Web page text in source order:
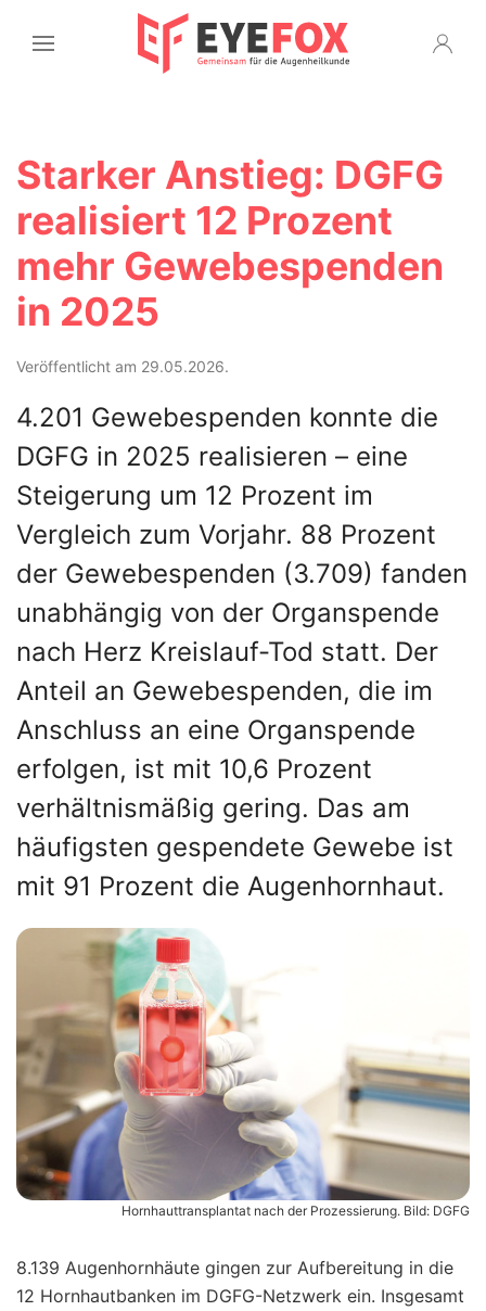
Starker Anstieg: DGFG
realisiert 12 Prozent
mehr Gewebespenden
in 2025
Veröffentlicht am 29.05.2026.
4.201 Gewebespenden konnte die
DGFG in 2025 realisieren – eine
Steigerung um 12 Prozent im
Vergleich zum Vorjahr. 88 Prozent
der Gewebespenden (3.709) fanden
unabhängig von der Organspende
nach Herz Kreislauf-Tod statt. Der
Anteil an Gewebespenden, die im
Anschluss an eine Organspende
erfolgen, ist mit 10,6 Prozent
verhältnismäßig gering. Das am
häufigsten gespendete Gewebe ist
mit 91 Prozent die Augenhornhaut.
Hornhauttransplantat nach der Prozessierung. Bild: DGFG
8.139 Augenhornhäute gingen zur Aufbereitung in die
12 Hornhautbanken im DGFG-Netzwerk ein. Insgesamt